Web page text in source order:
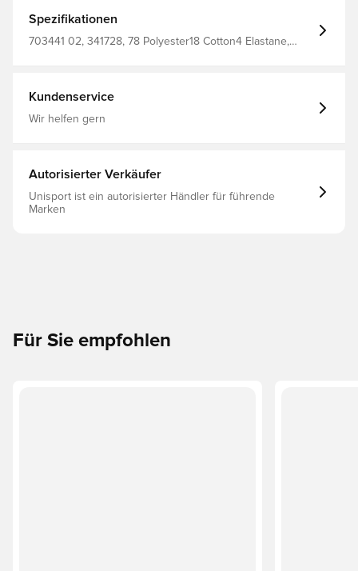
Spezifikationen
703441 02, 341728, 78 Polyester18 Cotton4 Elastane,
Kundenservice
Wir helfen gern
Autorisierter Verkäufer
Unisport ist ein autorisierter Händler für führende
Marken
Für Sie empfohlen